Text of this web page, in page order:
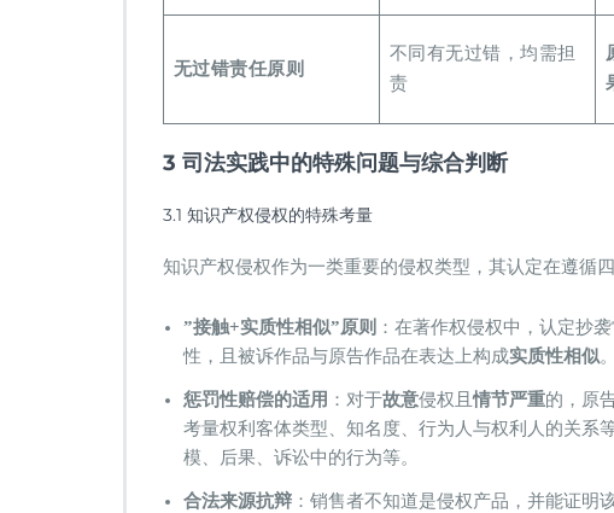
​无过错责任原则​
不同有无过错，均需担
责
3 司法实践中的特殊问题与综合判断
3.1 知识产权侵权的特殊考量
知识产权侵权作为一类重要的侵权类型，其认定在遵循
​”接触+实质性相似”原则​ ：在著作权侵权中，认定抄
性，且被诉作品与原告作品在表达上构成​​实质性相似​​。
​惩罚性赔偿的适用​ ​：对于​​故意​​侵权且​​情节严重​的，原
考量权利客体类型、知名度、行为人与权利人的关系
模、后果、诉讼中的行为等。
​合法来源抗辩​ ：销售者不知道是侵权产品，并能证明